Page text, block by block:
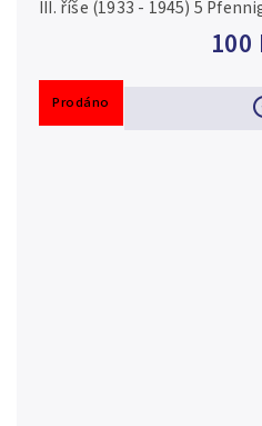
100
III. říše (1933 - 1945) 5
Prodáno